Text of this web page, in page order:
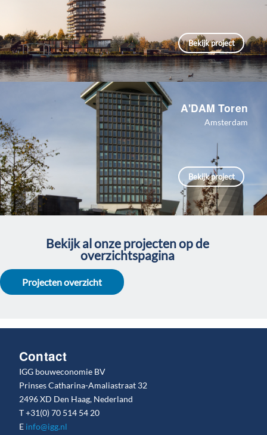
Bekijk project
Bekijk project
A'DAM Toren
Amsterdam
Bekijk al onze projecten op de
overzichtspagina
Projecten overzicht
Contact
IGG bouweconomie BV
Prinses Catharina-Amaliastraat 32
2496 XD Den Haag, Nederland
T+31(0) 70 514 54 20
E info@igg.nl